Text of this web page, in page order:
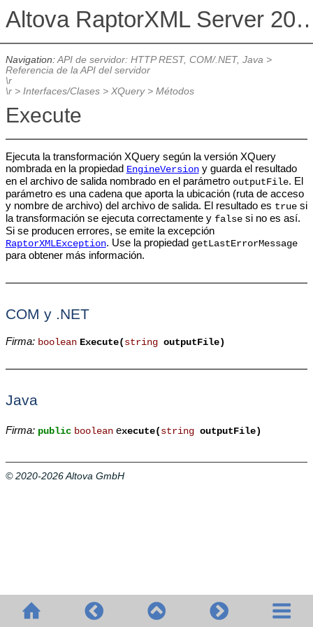
Altova
Navigation:API de servidor: HTTP REST, COM/.NET, Java>
Referencia de la API del servidor
\r
\r> Interfaces/Clases> XQuery> Métodos
Execute
Ejecuta la transformación XQuery según la versión XQuery
nombrada en la propiedad EngineVersiony guarda el resultado
en el archivo de salida nombrado en el parámetro outputFile. El
parámetro es una cadena que aporta la ubicación (ruta de acceso
y nombre de archivo) del archivo de salida. El resultado es truesi
la transformación se ejecuta correctamente y falsesi no es así.
Si se producen errores, se emite la excepción
RaptorXMLException. Use la propiedad getLastErrorMessage
para obtener más información.
COM y .NET
Firma: boolean Execute( stringoutputFile)
Java
Firma: public booleanexecute( stringoutputFile)
© 2020-2026 Altova GmbH